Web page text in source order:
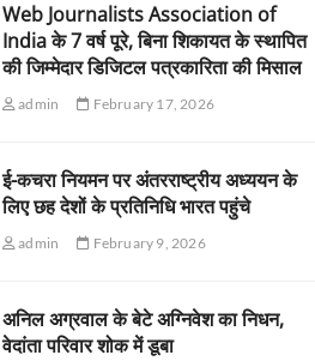
Web Journalists Association of
India के 7 वर्ष पूरे, बिना शिकायत के स्थापित
की जिम्मेदार डिजिटल पत्रकारिता की मिसाल
admin February 17, 2026
ई-कचरा नियमन पर अंतरराष्ट्रीय अध्ययन के
लिए छह देशों के प्रतिनिधि भारत पहुंचे
admin February 9, 2026
अनिल अग्रवाल के बेटे अग्निवेश का निधन,
वेदांता परिवार शोक में डूबा